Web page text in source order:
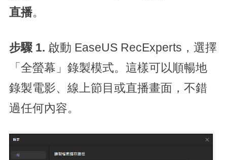
直播。
步驟 1. 啟動 EaseUS RecExperts，選擇
「全螢幕」錄製模式。這樣可以順暢地
錄製電影、線上節目或直播畫面，不錯
過任何內容。